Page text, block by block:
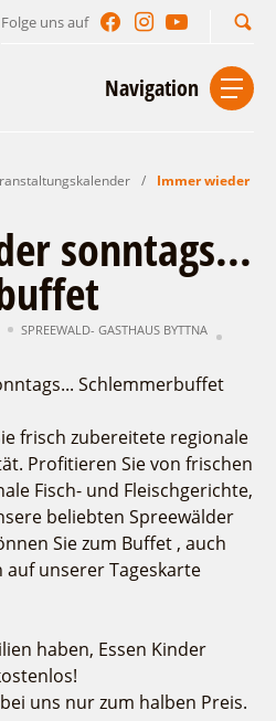
Folge uns auf
Navigation
„Ludwig
Heide
/
Immer wieder
sonntags...
SPREEWALD- GASTHAUS BYTTNA
Schlemmerbuffet
frisch zubereitete regionale
Profitieren Sie von frischen
Fisch- und Fleischgerichte,
beliebten Spreewälder
Sie zum Buffet , auch
unserer Tageskarte
haben, Essen Kinder
uns nur zum halben Preis.